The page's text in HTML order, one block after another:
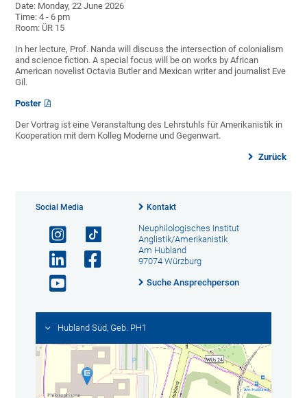
Date: Monday, 22 June 2026
Time: 4 - 6 pm
Room: ÜR 15
In her lecture, Prof. Nanda will discuss the intersection of colonialism
and science fiction. A special focus will be on works by African
American novelist Octavia Butler and Mexican writer and journalist Eve
Gil.
Poster
Der Vortrag ist eine Veranstaltung des Lehrstuhls für Amerikanistik in
Kooperation mit dem Kolleg Moderne und Gegenwart.
Zurück
Social Media Kontakt
Neuphilologisches Institut
Anglistik/Amerikanistik
Am Hubland
97074 Würzburg
Suche Ansprechperson
Hubland Süd, Geb. PH1